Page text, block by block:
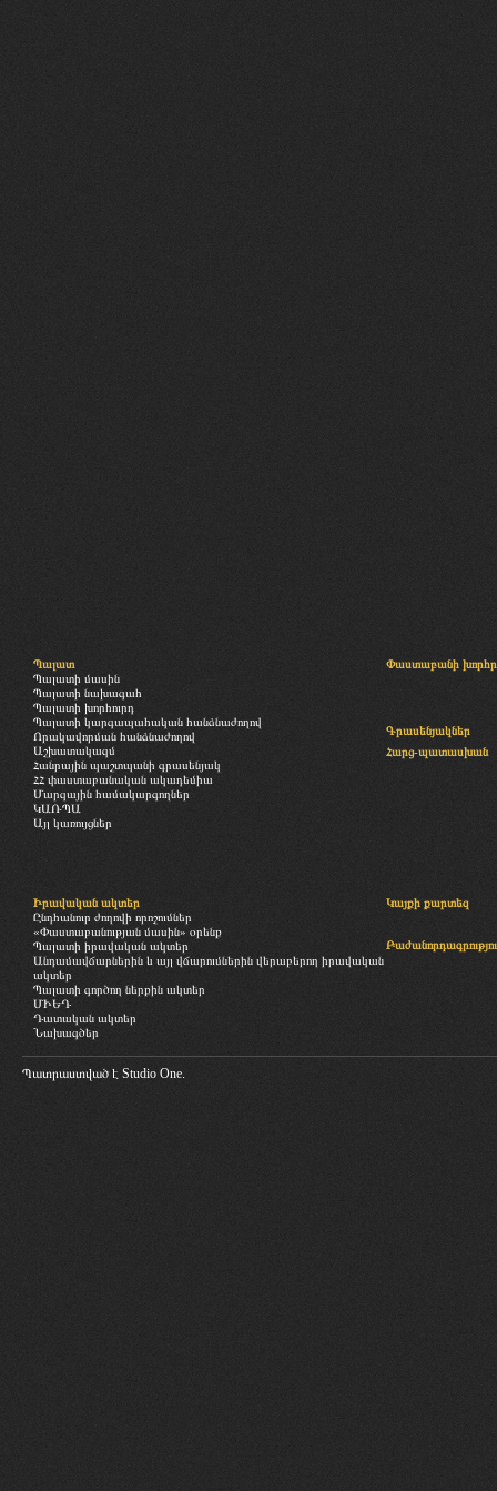
Պալատ
Պալատի մասին
Պալատի նախագահ
Պալատի խորհուրդ
Պալատի կարգապահական հանձնաժողով
Որակավորման հանձնաժողով
Աշխատակազմ
Հանրային պաշտպանի գրասենյակ
ՀՀ փաստաբանական ակադեմիա
Մարզային համակարգողներ
ԿԱՌՊԱ
Այլ կառույցներ
Փաստաբանի
Գրասենյակներ
Հարց-պատասխան
Իրավական ակտեր
Ընդհանուր ժողովի որոշումներ
«Փաստաբանության մասին» օրենք
Պալատի իրավական ակտեր
Անդամավճարներին և այլ վճարումներին վերաբերող իրավական
ակտեր
Պալատի գործող ներքին ակտեր
ՄԻԵԴ
Դատական ակտեր
Նախագծեր
Կայքի քարտեզ
Պատրաստված է Studio One.